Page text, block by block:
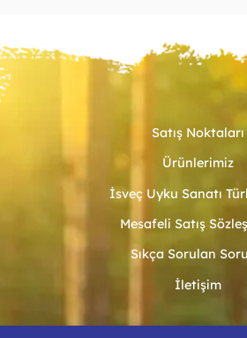
Satış Noktaları
Ürünlerimiz
İsveç Uyku Sanatı
Mesafeli Satış
Sıkça Sorulan
İletişim